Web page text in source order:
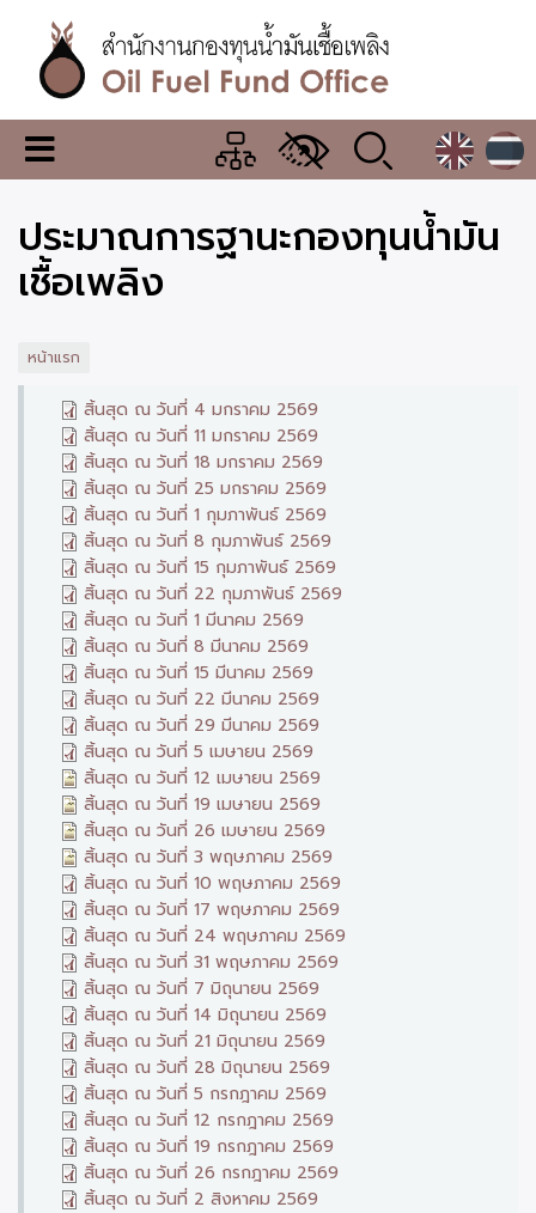
เนื้อหา
หลักสำนักงาน
กองทุน
น้ำมัน
เชื้อ
เมนู
เปลี่ยน
แสดง
ผล
ประมาณการฐานะกองทุนน้ำมัน
เชื้อเพลิง
หน้าแรก
สิ้นสุด ณ วันที่ 4 มกราคม 2569
สิ้นสุด ณ วันที่ 11 มกราคม 2569
สิ้นสุด ณ วันที่ 18 มกราคม 2569
สิ้นสุด ณ วันที่ 25 มกราคม 2569
สิ้นสุด ณ วันที่ 1 กุมภาพันธ์ 2569
สิ้นสุด ณ วันที่ 8 กุมภาพันธ์ 2569
สิ้นสุด ณ วันที่ 15 กุมภาพันธ์ 2569
สิ้นสุด ณ วันที่ 22 กุมภาพันธ์ 2569
สิ้นสุด ณ วันที่ 1 มีนาคม 2569
สิ้นสุด ณ วันที่ 8 มีนาคม 2569
สิ้นสุด ณ วันที่ 15 มีนาคม 2569
สิ้นสุด ณ วันที่ 22 มีนาคม 2569
สิ้นสุด ณ วันที่ 29 มีนาคม 2569
สิ้นสุด ณ วันที่ 5 เมษายน 2569
สิ้นสุด ณ วันที่ 12 เมษายน 2569
สิ้นสุด ณ วันที่ 19 เมษายน 2569
สิ้นสุด ณ วันที่ 26 เมษายน 2569
สิ้นสุด ณ วันที่ 3 พฤษภาคม 2569
สิ้นสุด ณ วันที่ 10 พฤษภาคม 2569
สิ้นสุด ณ วันที่ 17 พฤษภาคม 2569
สิ้นสุด ณ วันที่ 24 พฤษภาคม 2569
สิ้นสุด ณ วันที่ 31 พฤษภาคม 2569
สิ้นสุด ณ วันที่ 7 มิถุนายน 2569
สิ้นสุด ณ วันที่ 14 มิถุนายน 2569
สิ้นสุด ณ วันที่ 21 มิถุนายน 2569
สิ้นสุด ณ วันที่ 28 มิถุนายน 2569
สิ้นสุด ณ วันที่ 5 กรกฎาคม 2569
สิ้นสุด ณ วันที่ 12 กรกฎาคม 2569
สิ้นสุด ณ วันที่ 19 กรกฎาคม 2569
สิ้นสุด ณ วันที่ 26 กรกฎาคม 2569
สิ้นสุด ณ วันที่ 2 สิงหาคม 2569